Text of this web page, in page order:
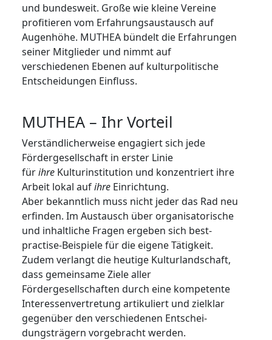
und bundesweit. Große wie kleine Vereine
profitieren vom Erfahrungsaustausch auf
Augenhöhe. MUTHEA bündelt die Erfahrungen
seiner Mit­glie­der und nimmt auf
verschiedenen Ebenen auf kulturpolitische
Entscheidungen Einfluss.
MUTHEA – Ihr Vorteil
Verständlicherweise engagiert sich jede
Fördergesellschaft in erster Linie
fürihre Kulturinstitution und konzentriert ihre
Arbeit lokal aufihre Einrichtung.
Aber bekanntlich muss nicht jeder das Rad neu
erfinden. Im Austausch über organisatorische
und inhaltliche Fragen ergeben sich best-
practise-Beispiele für die eigene Tätigkeit.
Zudem verlangt die heutige Kulturlandschaft,
dass gemein­same Ziele aller
Fördergesellschaften durch eine kompetente
Interessenvertretung artikuliert und zielklar
gegenüber den verschiedenen Ent­schei­
dungsträgern vorgebracht werden.